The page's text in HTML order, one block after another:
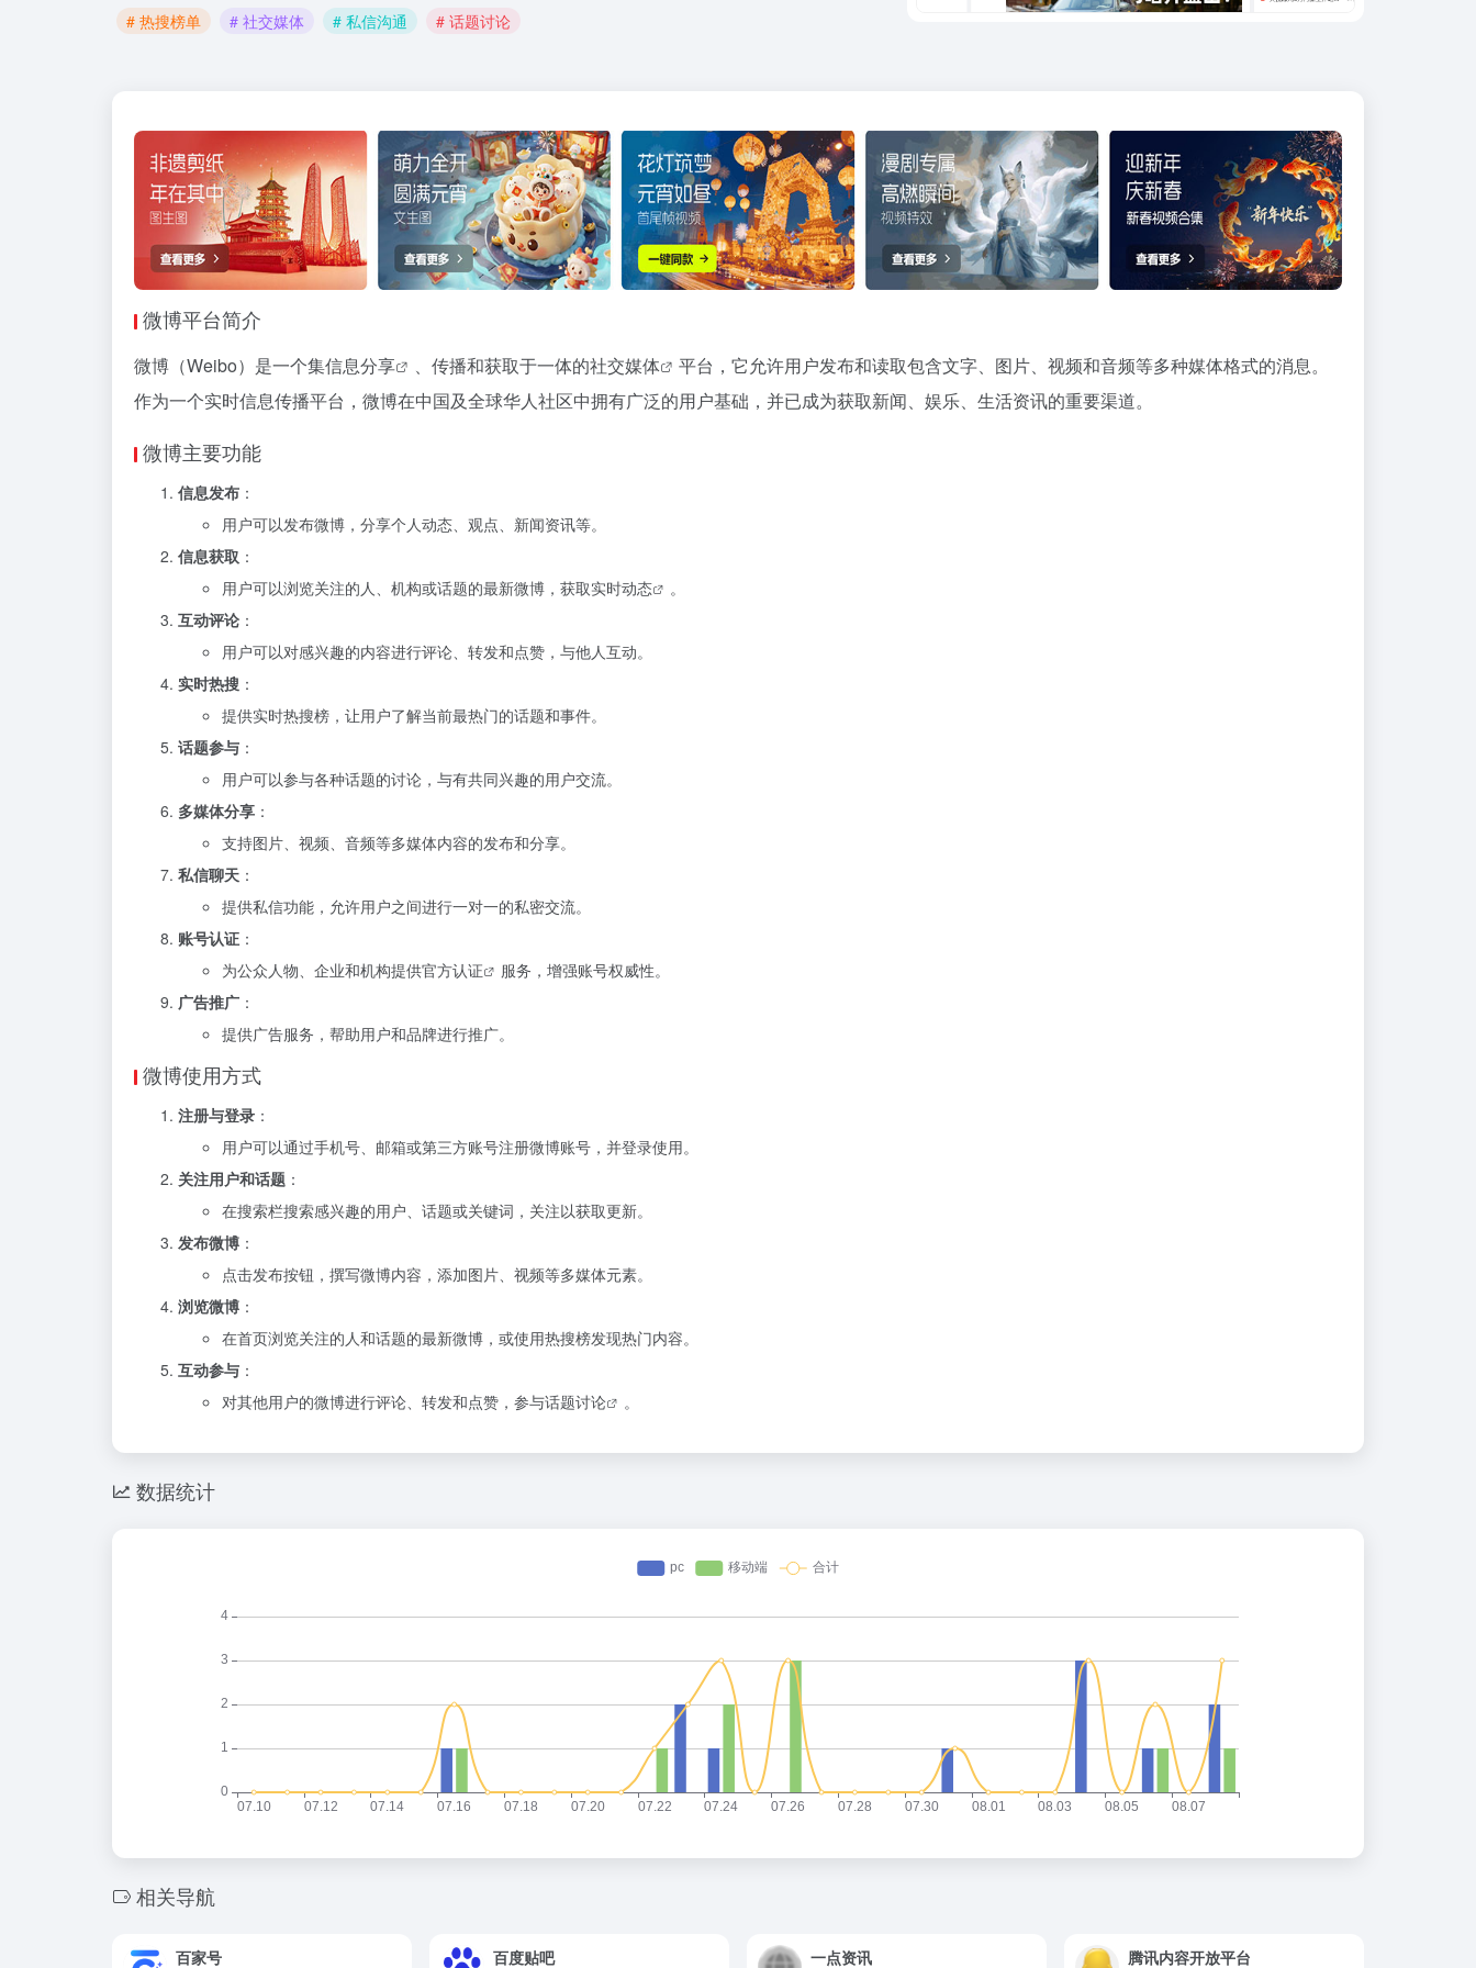
# 热搜榜单 # 社交媒体 # 私信沟通 # 话题讨论
微博平台简介
微博（Weibo）是一个集信息分享 、传播和获取于一体的社交媒体
平台，它允许用户发布和读取包含文字、图片、视频和音频等多种媒体格式的消息。
作为一个实时信息传播平台，微博在中国及全球华人社区中拥有广泛的用户基础，并已成为获取新闻、娱乐、生活资讯的重要渠道。
微博主要功能
信息发布 ：
用户可以发布微博，分享个人动态、观点、新闻资讯等。
信息获取 ：
用户可以浏览关注的人、机构或话题的最新微博，获取实时动态
。
互动评论 ：
用户可以对感兴趣的内容进行评论、转发和点赞，与他人互动。
实时热搜 ：
提供实时热搜榜，让用户了解当前最热门的话题和事件。
话题参与 ：
用户可以参与各种话题的讨论，与有共同兴趣的用户交流。
多媒体分享 ：
支持图片、视频、音频等多媒体内容的发布和分享。
私信聊天 ：
提供私信功能，允许用户之间进行一对一的私密交流。
账号认证 ：
为公众人物、企业和机构提供官方认证
服务，增强账号权威性。
广告推广 ：
提供广告服务，帮助用户和品牌进行推广。
微博使用方式
注册与登录 ：
用户可以通过手机号、邮箱或第三方账号注册微博账号，并登录使用。
关注用户和话题 ：
在搜索栏搜索感兴趣的用户、话题或关键词，关注以获取更新。
发布微博 ：
点击发布按钮，撰写微博内容，添加图片、视频等多媒体元素。
浏览微博 ：
在首页浏览关注的人和话题的最新微博，或使用热搜榜发现热门内容。
互动参与 ：
对其他用户的微博进行评论、转发和点赞，参与话题讨论 。
数据统计
相关导航
百家号 百度贴吧 一点资讯 腾讯内容开放平台